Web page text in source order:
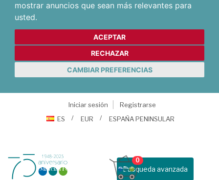
mostrar anuncios que sean más relevantes para
usted.
ACEPTAR
RECHAZAR
CAMBIAR PREFERENCIAS
Iniciar sesión
Registrarse
ES
EUR ESPAÑA PENINSULAR
Busqueda avanzada
0